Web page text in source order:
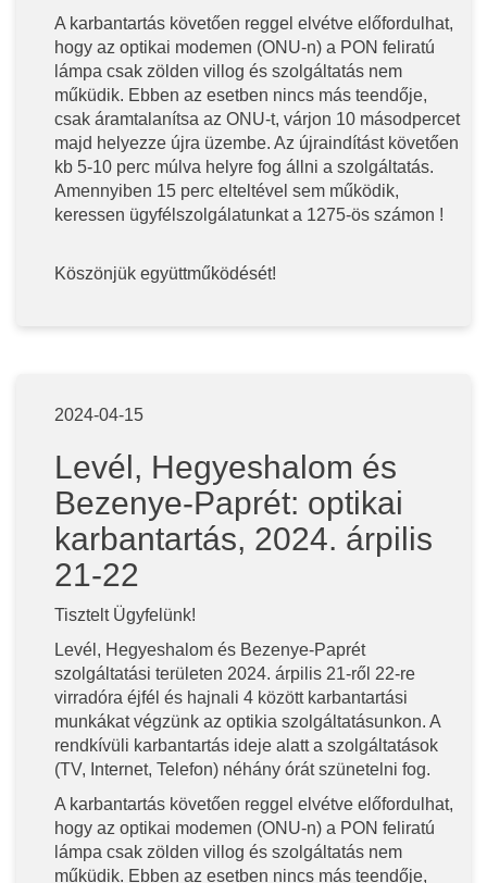
A karbantartás követően reggel elvétve előfordulhat,
hogy az optikai modemen (ONU-n) a PON feliratú
lámpa csak zölden villog és szolgáltatás nem
műküdik. Ebben az esetben nincs más teendője,
csak áramtalanítsa az ONU-t, várjon 10 másodpercet
majd helyezze újra üzembe. Az újraindítást követően
kb 5-10 perc múlva helyre fog állni a szolgáltatás.
Amennyiben 15 perc elteltével sem működik,
keressen ügyfélszolgálatunkat a 1275-ös számon !
Köszönjük együttműködését!
2024-04-15
Levél, Hegyeshalom és
Bezenye-Paprét: optikai
karbantartás, 2024. árpilis
21-22
Tisztelt Ügyfelünk!
Levél, Hegyeshalom és Bezenye-Paprét
szolgáltatási területen 2024. árpilis 21-ről 22-re
virradóra éjfél és hajnali 4 között karbantartási
munkákat végzünk az optikia szolgáltatásunkon. A
rendkívüli karbantartás ideje alatt a szolgáltatások
(TV, Internet, Telefon) néhány órát szünetelni fog.
A karbantartás követően reggel elvétve előfordulhat,
hogy az optikai modemen (ONU-n) a PON feliratú
lámpa csak zölden villog és szolgáltatás nem
műküdik. Ebben az esetben nincs más teendője,